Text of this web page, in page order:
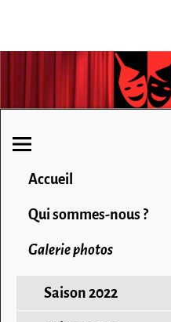
Accueil
Qui sommes-nous ?
Galerie photos
Saison 2022